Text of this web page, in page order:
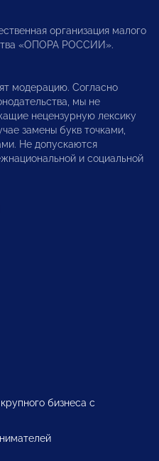
организация малого
«ОПОРА РОССИИ».
модерацию. Согласно
мы не
нецензурную лексику
замены букв точками,
Не допускаются
и социальной
бизнеса с